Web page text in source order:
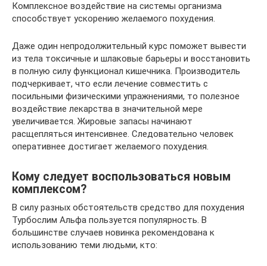
Комплексное воздействие на системы организма
способствует ускорению желаемого похудения.
Даже один непродолжительный курс поможет вывести
из тела токсичные и шлаковые барьеры и восстановить
в полную силу функционал кишечника. Производитель
подчеркивает, что если лечение совместить с
посильными физическими упражнениями, то полезное
воздействие лекарства в значительной мере
увеличивается. Жировые запасы начинают
расщепляться интенсивнее. Следовательно человек
оперативнее достигает желаемого похудения.
Кому следует воспользоваться новым
комплексом?
В силу разных обстоятельств средство для похудения
Турбослим Альфа пользуется популярность. В
большинстве случаев новинка рекомендована к
использованию теми людьми, кто: